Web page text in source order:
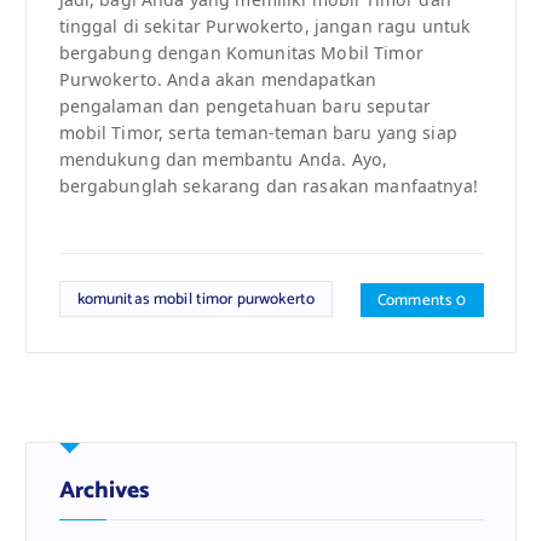
tinggal di sekitar Purwokerto, jangan ragu untuk
bergabung dengan Komunitas Mobil Timor
Purwokerto. Anda akan mendapatkan
pengalaman dan pengetahuan baru seputar
mobil Timor, serta teman-teman baru yang siap
mendukung dan membantu Anda. Ayo,
bergabunglah sekarang dan rasakan manfaatnya!
komunitas mobil timor purwokerto Comments 0
Archives